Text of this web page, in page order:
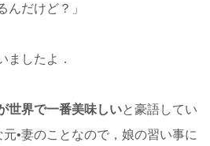
んだけど？」
ましたよ．
世界で一番美味しいと豪語してい
•妻のことなので，娘の習い事に